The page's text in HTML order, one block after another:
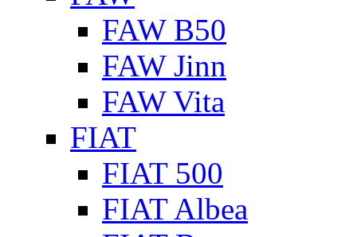
FAW B50
FAW Jinn
FAW Vita
FIAT
FIAT 500
FIAT Albea